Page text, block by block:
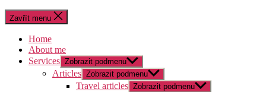
Zavřít menu
Home
About me
Services Zobrazit podmenu
Articles Zobrazit podmenu
Travel articles Zobrazit podmenu